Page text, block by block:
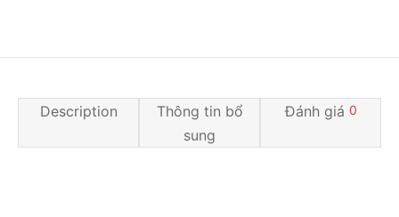
Description
Thông tin bổ
sung
Đánh giá 0